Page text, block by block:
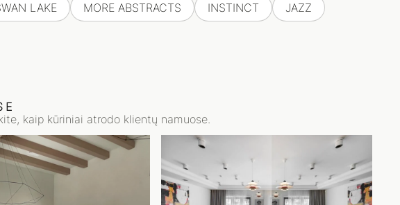
LAKE MORE ABSTRACTS INSTINCT JAZZ
kaip kūriniai atrodo klientų namuose.